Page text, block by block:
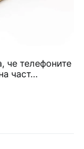
че телефоните
част…